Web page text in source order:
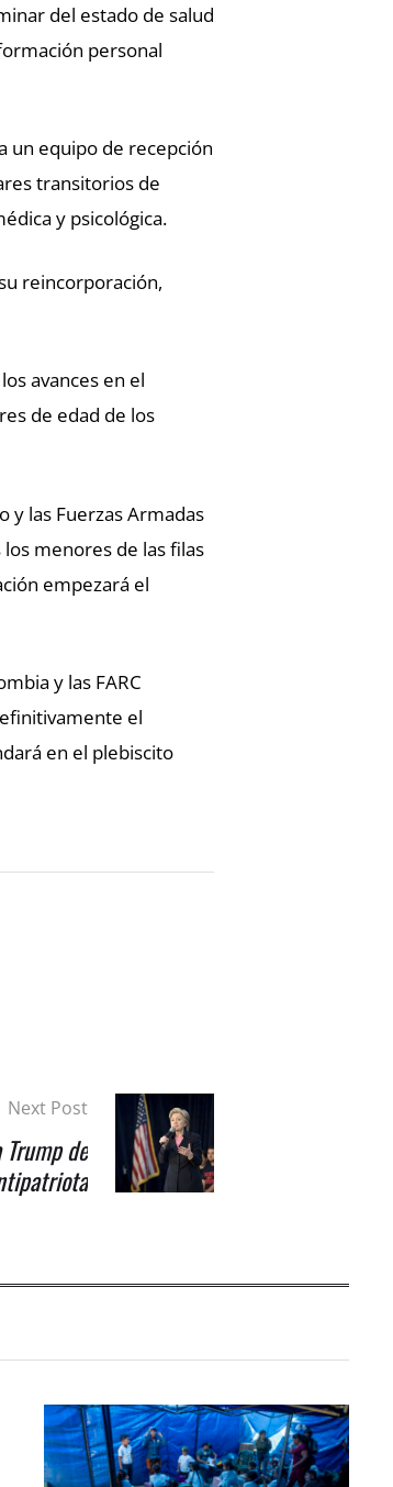
del estado de salud
personal
un equipo de recepción
transitorios de
y psicológica.
reincorporación,
avances en el
de edad de los
y las Fuerzas Armadas
menores de las filas
empezará el
y las FARC
el
en el plebiscito
Next Post
de